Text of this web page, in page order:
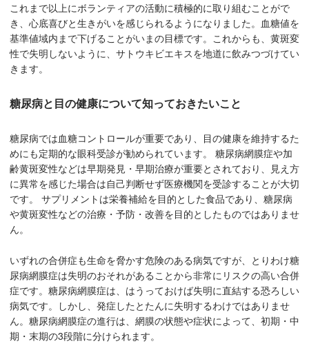
これまで以上にボランティアの活動に積極的に取り組むことがで
き、心底喜びと生きがいを感じられるようになりました。血糖値を
基準値域内まで下げることがいまの目標です。これからも、黄斑変
性で失明しないように、サトウキビエキスを地道に飲みつづけてい
きます。
糖尿病と目の健康について知っておきたいこと
糖尿病では血糖コントロールが重要であり、目の健康を維持するた
めにも定期的な眼科受診が勧められています。 糖尿病網膜症や加
齢黄斑変性などは早期発見・早期治療が重要とされており、見え方
に異常を感じた場合は自己判断せず医療機関を受診することが大切
です。 サプリメントは栄養補給を目的とした食品であり、糖尿病
や黄斑変性などの治療・予防・改善を目的としたものではありませ
ん。
いずれの合併症も生命を脅かす危険のある病気ですが、とりわけ糖
尿病網膜症は失明のおそれがあることから非常にリスクの高い合併
症です。糖尿病網膜症は、はうっておけば失明に直結する恐ろしい
病気です。しかし、発症したとたんに失明するわけではありませ
ん。糖尿病網膜症の進行は、網膜の状態や症状によって、初期・中
期・末期の3段階に分けられます。